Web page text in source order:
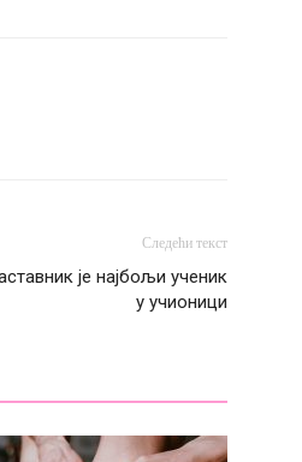
Следећи текст
је најбољи ученик
у учионици